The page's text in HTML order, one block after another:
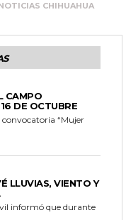
CHIHUAHUA
CAMPO
DE OCTUBRE
convocatoria “Mujer
LLUVIAS, VIENTO Y
informó que durante